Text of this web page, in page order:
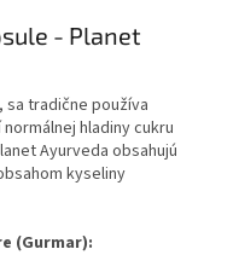
- Planet
sa tradične používa
hladiny cukru
Ayurveda obsahujú
kyseliny
(Gurmar):